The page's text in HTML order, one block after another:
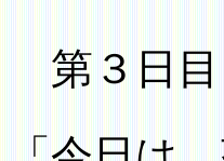
第３日